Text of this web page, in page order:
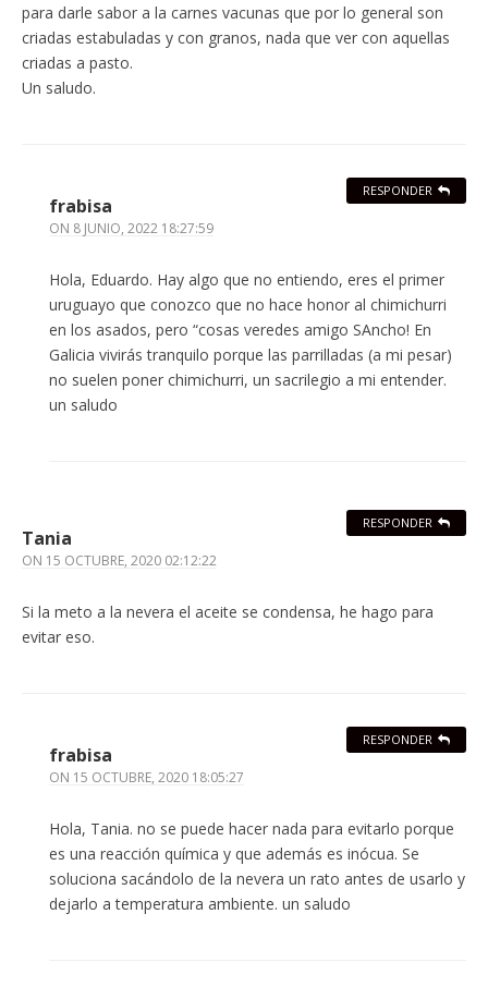
para darle sabor a la carnes vacunas que por lo general son
criadas estabuladas y con granos, nada que ver con aquellas
criadas a pasto.
Un saludo.
frabisa
ON 8 JUNIO, 2022 18:27:59
Hola, Eduardo. Hay algo que no entiendo, eres el primer
uruguayo que conozco que no hace honor al chimichurri
en los asados, pero “cosas veredes amigo SAncho! En
Galicia vivirás tranquilo porque las parrilladas (a mi pesar)
no suelen poner chimichurri, un sacrilegio a mi entender.
un saludo
RESPONDER
Tania
ON 15 OCTUBRE, 2020 02:12:22
Si la meto a la nevera el aceite se condensa, he hago para
evitar eso.
RESPONDER
frabisa
ON 15 OCTUBRE, 2020 18:05:27
Hola, Tania. no se puede hacer nada para evitarlo porque
es una reacción química y que además es inócua. Se
soluciona sacándolo de la nevera un rato antes de usarlo y
dejarlo a temperatura ambiente. un saludo
RESPONDER